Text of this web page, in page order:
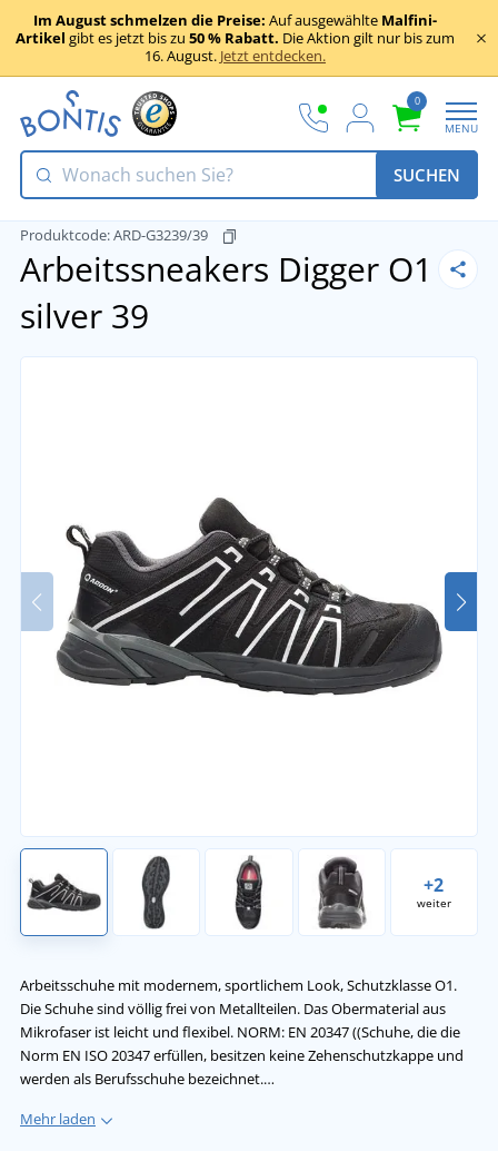
Im August schmelzen die Preise: Auf ausgewählte Malfini-
Artikel gibt es jetzt bis zu 50 % Rabatt. Die Aktion gilt nur bis zum
16. August. Jetzt entdecken.
0
MENU
SUCHEN
Produktcode:ARD-G3239/39
Arbeitssneakers Digger O1
silver 39
+2
weiter
Arbeitsschuhe mit modernem, sportlichem Look, Schutzklasse O1.
Die Schuhe sind völlig frei von Metallteilen. Das Obermaterial aus
Mikrofaser ist leicht und flexibel. NORM: EN 20347 ((Schuhe, die die
Norm EN ISO 20347 erfüllen, besitzen keine Zehenschutzkappe und
werden als Berufsschuhe bezeichnet.…
Mehr laden